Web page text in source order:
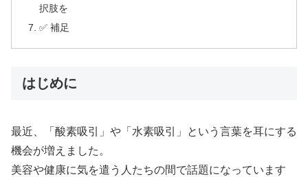
択肢を
✅ 補足
はじめに
最近、「酸素吸引」や「水素吸引」という言葉を耳にする
機会が増えました。
美容や健康に気を遣う人たちの間で話題になっています